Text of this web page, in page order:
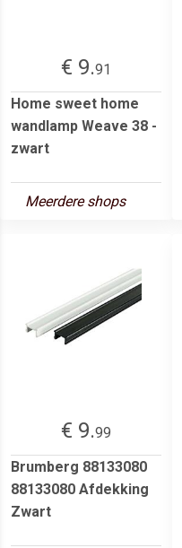
€ 9.91
Home sweet home
wandlamp Weave 38 -
zwart
Meerdere shops
€ 9.99
Brumberg 88133080
88133080 Afdekking
Zwart